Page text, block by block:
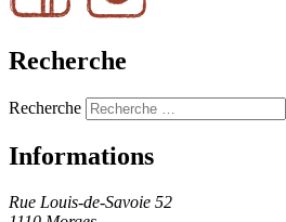
Recherche
Recherche
Informations
Rue Louis-de-Savoie 52